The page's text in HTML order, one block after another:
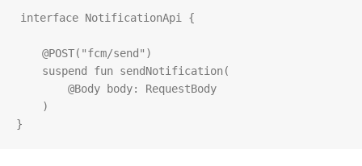
interface NotificationApi {
@POST( "fcm/send" )
suspend
fun sendNotification(
@Body
body: RequestBody
}